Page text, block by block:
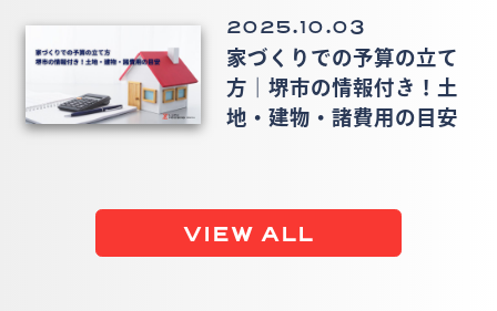
2025.10.03
家づくりでの予算の立て
方｜堺市の情報付き！土
地・建物・諸費用の目安
VIEW ALL